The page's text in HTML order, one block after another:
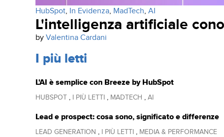
HubSpot, In Evidenza, MadTech, AI
L'intelligenza artificiale
by Valentina Cardani
I più letti
L'AI è semplice con Breeze by HubSpot
HUBSPOT , I PIÙ LETTI , MADTECH , AI
Lead e prospect: cosa sono, significato e differenze
LEAD GENERATION , I PIÙ LETTI , MEDIA & PERFORMANCE